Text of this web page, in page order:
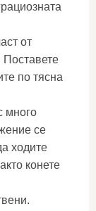
от
по тясна
много
се
ходите
конете